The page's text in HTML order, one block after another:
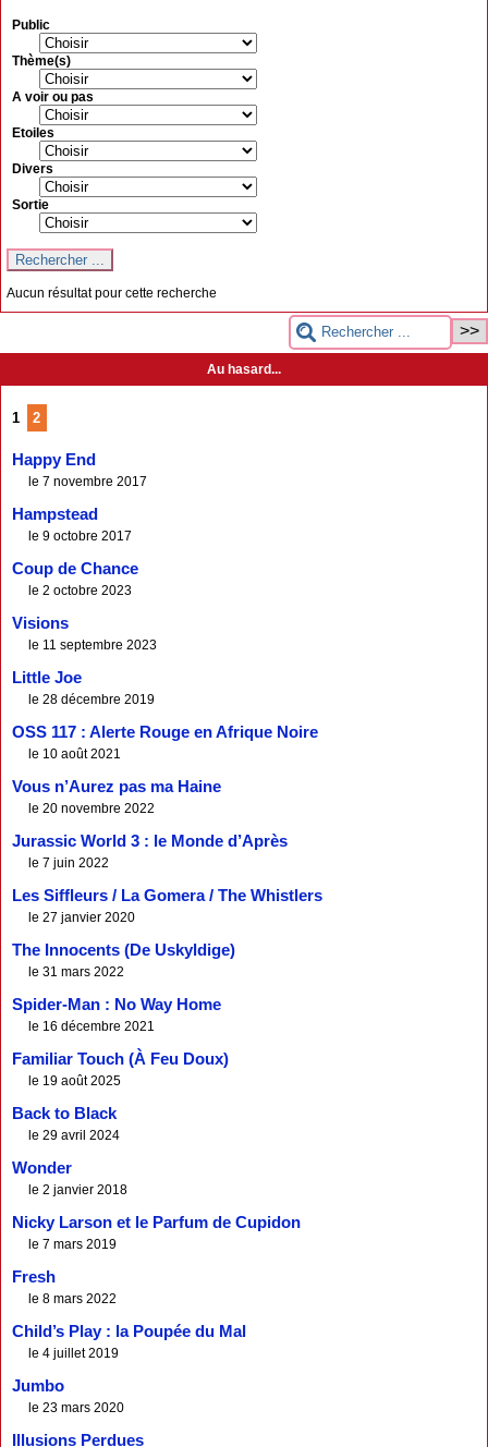
Public
Thème(s)
A voir ou pas
Etoiles
Divers
Sortie
Aucun résultat pour cette recherche
Au hasard...
1 2
Happy End
le 7 novembre 2017
Hampstead
le 9 octobre 2017
Coup de Chance
le 2 octobre 2023
Visions
le 11 septembre 2023
Little Joe
le 28 décembre 2019
OSS 117 : Alerte Rouge en Afrique Noire
le 10 août 2021
Vous n’Aurez pas ma Haine
le 20 novembre 2022
Jurassic World 3 : le Monde d’Après
le 7 juin 2022
Les Siffleurs / La Gomera / The Whistlers
le 27 janvier 2020
The Innocents (De Uskyldige)
le 31 mars 2022
Spider-Man : No Way Home
le 16 décembre 2021
Familiar Touch (À Feu Doux)
le 19 août 2025
Back to Black
le 29 avril 2024
Wonder
le 2 janvier 2018
Nicky Larson et le Parfum de Cupidon
le 7 mars 2019
Fresh
le 8 mars 2022
Child’s Play : la Poupée du Mal
le 4 juillet 2019
Jumbo
le 23 mars 2020
Illusions Perdues